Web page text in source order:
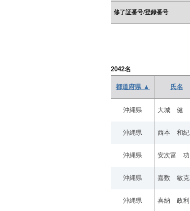
修了証番号/登録番号
2042名
都道府県 ▲ 氏名
沖縄県 大城 健
沖縄県 西本 和紀
沖縄県 安次富 功
沖縄県 嘉数 敏克
沖縄県 喜納 政利